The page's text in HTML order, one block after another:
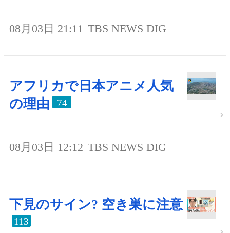
08月03日 21:11 TBS NEWS DIG
アフリカで日本アニメ人気
の理由
74
08月03日 12:12 TBS NEWS DIG
下見のサイン? 空き巣に注意
113